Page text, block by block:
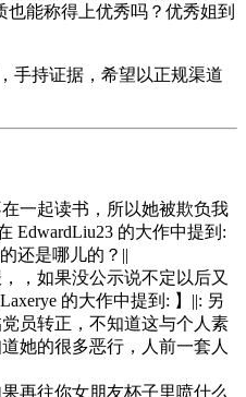
也能称得上优秀吗？优秀姐到
手持证据，希望以正规渠道
一起读书，所以她被欺负我
EdwardLiu23 的大作中提到:
还是哪儿的？||
，如果没公示说不定以后又
的大作中提到: 】||: 另
员转正，不知道这与个人素
她的很多恶行，人前一套人
再往你女朋友杯子里喷什么